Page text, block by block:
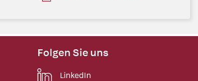
Folgen Sie uns
LinkedIn